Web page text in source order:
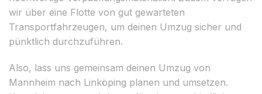
wir über eine Flotte von gut gewarteten
Transportfahrzeugen, um deinen Umzug sicher und
pünktlich durchzuführen.
Also, lass uns gemeinsam deinen Umzug von
Mannheim nach Linköping planen und umsetzen.